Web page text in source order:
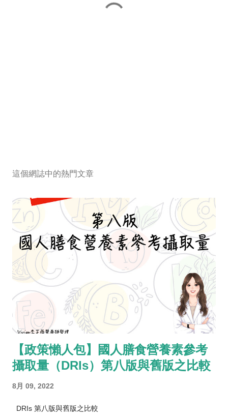
這個網誌中的熱門文章
【政策懶人包】國人膳食營養素參考
攝取量（DRIs）第八版與舊版之比較
8月 09, 2022
DRIs 第八版與舊版之比較